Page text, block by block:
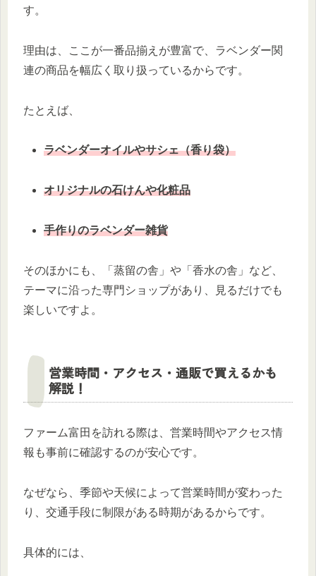
す。
理由は、ここが一番品揃えが豊富で、ラベンダー関
連の商品を幅広く取り扱っているからです。
たとえば、
ラベンダーオイルやサシェ（香り袋）
オリジナルの石けんや化粧品
手作りのラベンダー雑貨
そのほかにも、「蒸留の舎」や「香水の舎」など、
テーマに沿った専門ショップがあり、見るだけでも
楽しいですよ。
営業時間・アクセス・通販で買えるかも
解説！
ファーム富田を訪れる際は、営業時間やアクセス情
報も事前に確認するのが安心です。
なぜなら、季節や天候によって営業時間が変わった
り、交通手段に制限がある時期があるからです。
具体的には、